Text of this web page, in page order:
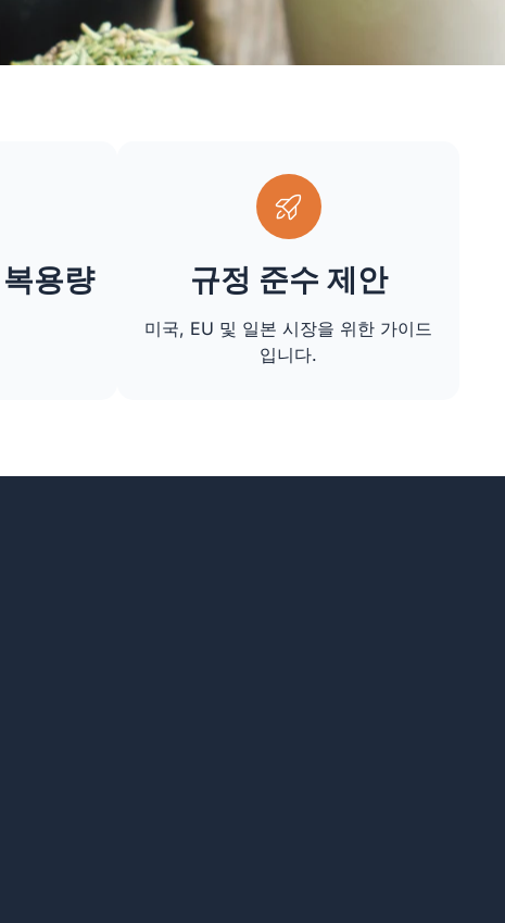
용량 규정 준수 제안
미국, EU 및 일본 시장을 위한 가이드
입니다.